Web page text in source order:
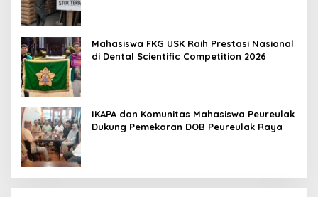
Mahasiswa FKG USK Raih Prestasi Nasional
di Dental Scientific Competition 2026
IKAPA dan Komunitas Mahasiswa Peureulak
Dukung Pemekaran DOB Peureulak Raya